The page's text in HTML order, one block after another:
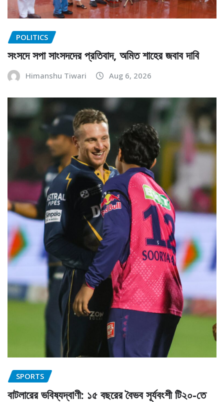
POLITICS
সংসদে সপা সাংসদদের প্রতিবাদ, অমিত শাহের জবাব দাবি
Himanshu Tiwari Aug 6, 2026
SPORTS
বাটলারের ভবিষ্যদ্বাণী: ১৫ বছরের বৈভব সূর্যবংশী টি২০-তে